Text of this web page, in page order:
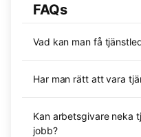
FAQs
Vad kan man få
Har man rätt att vara
Kan arbetsgivare neka
jobb?